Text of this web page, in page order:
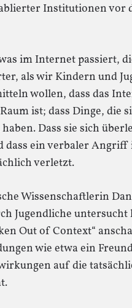
Institutionen vor
im Internet passiert,
als wir Kindern und
wollen, dass das
ist; dass Dinge, die
Dass sie sich
dass ein verbaler
verletzt.
Wissenschaftlerin
Jugendliche
Out of Context“
wie etwa ein
auf die